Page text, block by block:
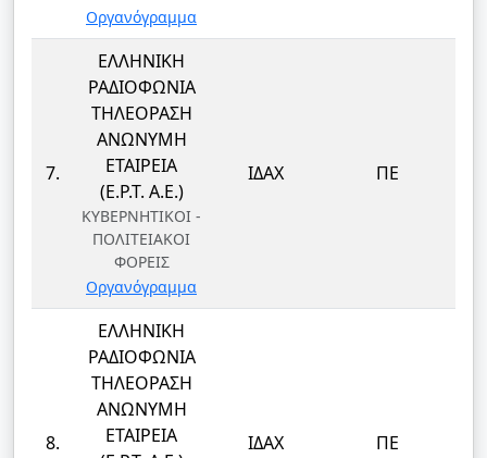
Οργανόγραμμα
7.
ΕΛΛΗΝΙΚΗ
ΡΑΔΙΟΦΩΝΙΑ
ΤΗΛΕΟΡΑΣΗ
ΑΝΩΝΥΜΗ
ΕΤΑΙΡΕΙΑ
(Ε.Ρ.Τ. Α.Ε.)
ΚΥΒΕΡΝΗΤΙΚΟΙ -
ΠΟΛΙΤΕΙΑΚΟΙ
ΦΟΡΕΙΣ
Οργανόγραμμα
ΙΔΑΧ ΠΕ
8.
ΕΛΛΗΝΙΚΗ
ΡΑΔΙΟΦΩΝΙΑ
ΤΗΛΕΟΡΑΣΗ
ΑΝΩΝΥΜΗ
ΕΤΑΙΡΕΙΑ
ΙΔΑΧ ΠΕ